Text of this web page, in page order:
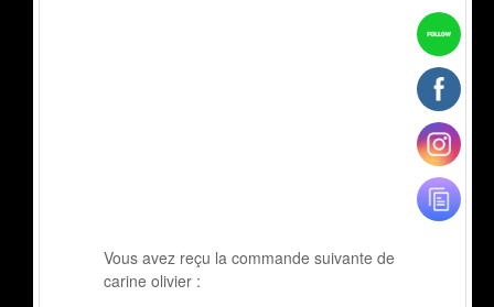
Vous avez reçu la commande suivante de
carine olivier :